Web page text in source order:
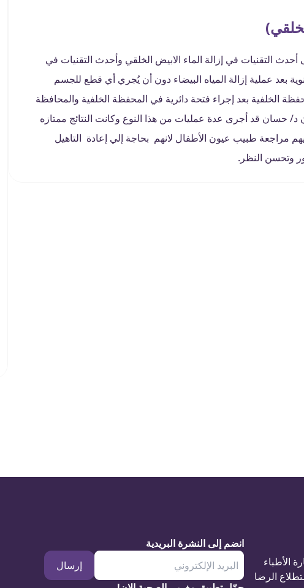
التقنيات في إزالة الماء الابيض الخلقي وأحدث التقنيات في
بعد عملية إزالة المياه البيضاء دون أن يُجري أي قطع للجسم
الخلفية بعد إجراء فتحة دائرية في المحفظة الخلفية والمحافظة
حسان قد أجرى عدة عمليات من هذا النوع وكانت النتائج ممتازه
مراجعة طبيب عيون الأطفال لانهم بحاجة إلي إعادة التاهيل
وتحسن النظر.
الأطباء
الرضا
انضم إلى النشرة البريدية
إرسال